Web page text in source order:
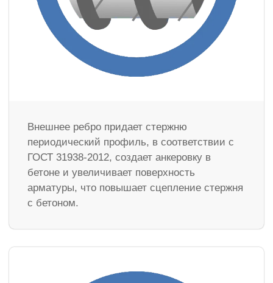
Внешнее ребро придает стержню
периодический профиль, в соответствии с
ГОСТ 31938-2012, создает анкеровку в
бетоне и увеличивает поверхность
арматуры, что повышает сцепление стержня
с бетоном.